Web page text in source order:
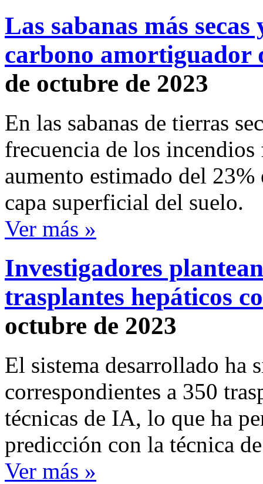
Las sabanas más
carbono amortiguador
de octubre de 2023
En las sabanas de tierras
frecuencia de los
aumento estimado del
capa superficial del suelo.
Ver más »
Investigadores
trasplantes hepáticos
octubre de 2023
El sistema desarrollado ha
correspondientes a 350
técnicas de IA, lo que ha
predicción con la técnica
Ver más »